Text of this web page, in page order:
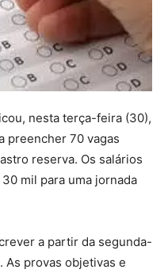
nesta terça-feira (30),
preencher 70 vagas
reserva. Os salários
mil para uma jornada
a partir da segunda-
As provas objetivas e